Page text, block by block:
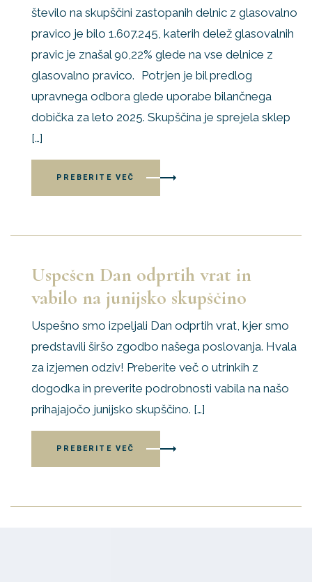
število na skupščini zastopanih delnic z glasovalno
pravico je bilo 1.607.245, katerih delež glasovalnih
pravic je znašal 90,22% glede na vse delnice z
glasovalno pravico. Potrjen je bil predlog
upravnega odbora glede uporabe bilančnega
dobička za leto 2025. Skupščina je sprejela sklep
[…]
PREBERITE VEČ
Uspešen Dan odprtih vrat in
vabilo na junijsko skupščino
Uspešno smo izpeljali Dan odprtih vrat, kjer smo
predstavili širšo zgodbo našega poslovanja. Hvala
za izjemen odziv! Preberite več o utrinkih z
dogodka in preverite podrobnosti vabila na našo
prihajajočo junijsko skupščino. […]
PREBERITE VEČ